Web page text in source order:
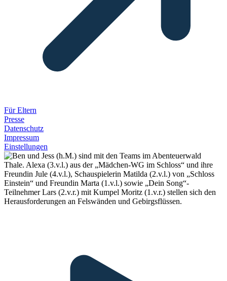
Für Eltern
Presse
Datenschutz
Impressum
Einstellungen